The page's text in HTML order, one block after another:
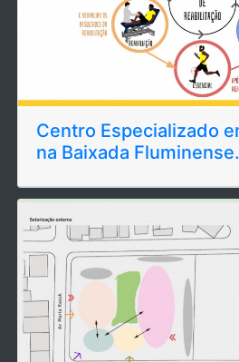
Centro Especializado
na Baixada Fluminense.